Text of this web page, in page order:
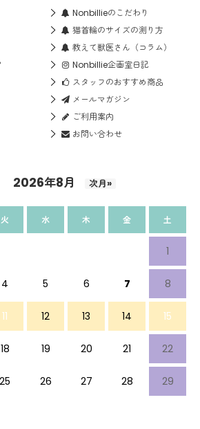
Nonbillieのこだわり
猫首輪のサイズの測り方
教えて獣医さん（コラム）
Nonbillie企画室日記
スタッフのおすすめ商品
メールマガジン
ご利用案内
お問い合わせ
2026年8月 次月»
火 水 木 金 土
1
4 5 6 7 8
11 12 13 14 15
18 19 20 21 22
25 26 27 28 29